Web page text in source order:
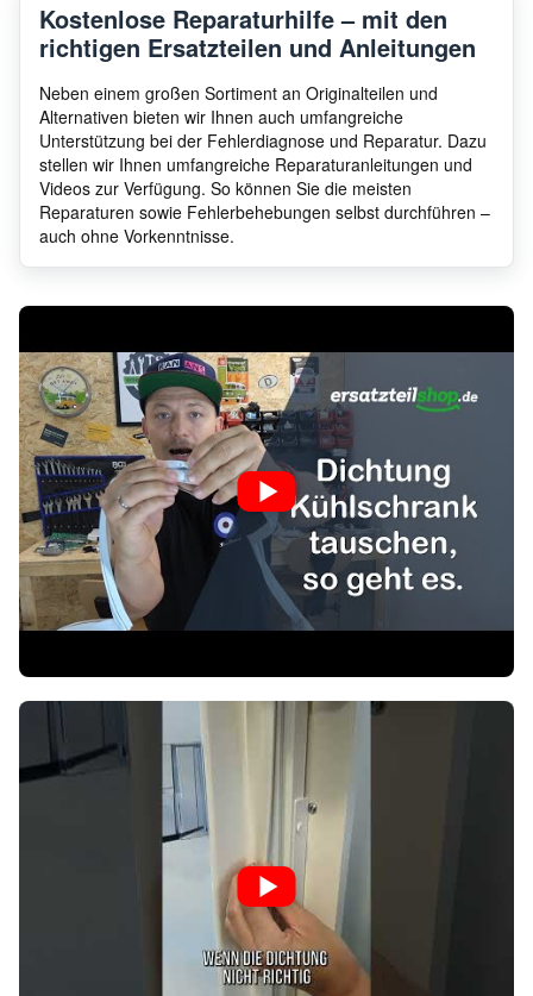
Kostenlose Reparaturhilfe – mit den
richtigen Ersatzteilen und Anleitungen
Neben einem großen Sortiment an Originalteilen und
Alternativen bieten wir Ihnen auch umfangreiche
Unterstützung bei der Fehlerdiagnose und Reparatur. Dazu
stellen wir Ihnen umfangreiche Reparaturanleitungen und
Videos zur Verfügung. So können Sie die meisten
Reparaturen sowie Fehlerbehebungen selbst durchführen –
auch ohne Vorkenntnisse.